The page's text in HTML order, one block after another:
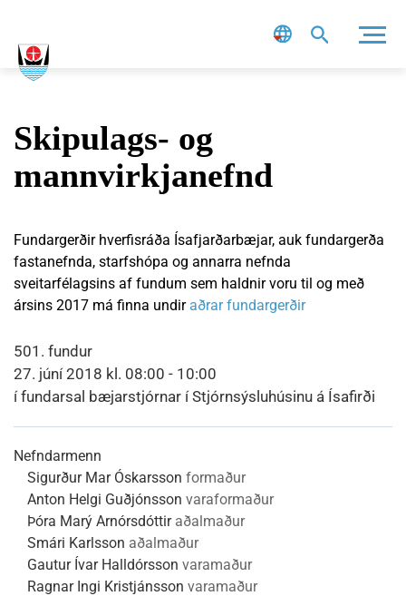
Skipulags- og
mannvirkjanefnd
Fundargerðir hverfisráða Ísafjarðarbæjar, auk fundargerða
fastanefnda, starfshópa og annarra nefnda
sveitarfélagsins af fundum sem haldnir voru til og með
ársins 2017 má finna undir aðrar fundargerðir
501. fundur
27. júní 2018 kl. 08:00 - 10:00
í fundarsal bæjarstjórnar í Stjórnsýsluhúsinu á Ísafirði
Nefndarmenn
Sigurður Mar Óskarsson formaður
Anton Helgi Guðjónsson varaformaður
Þóra Marý Arnórsdóttir aðalmaður
Smári Karlsson aðalmaður
Gautur Ívar Halldórsson varamaður
Ragnar Ingi Kristjánsson varamaður